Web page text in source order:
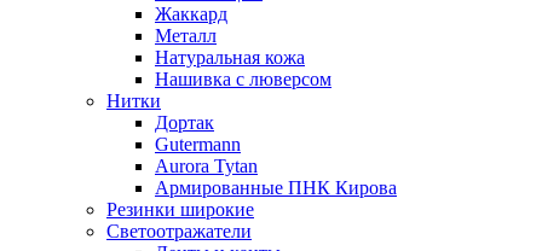
Жаккард
Металл
Натуральная кожа
Нашивка с люверсом
Нитки
Дортак
Gutermann
Aurora Tytan
Армированные ПНК Кирова
Резинки широкие
Светоотражатели